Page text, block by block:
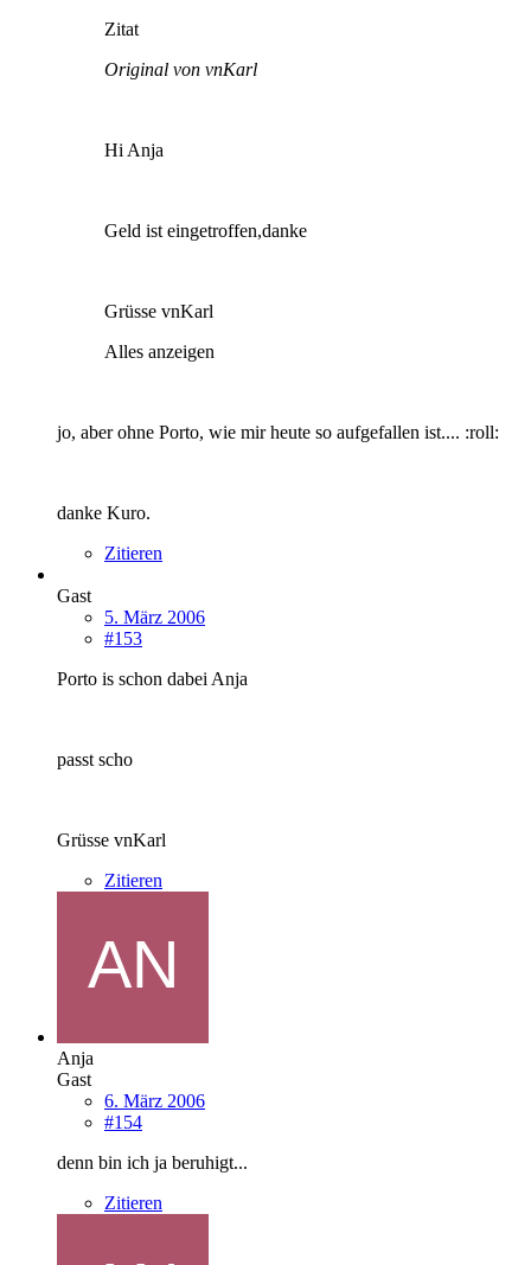
Zitat
Original von vnKarl
Hi Anja
Geld ist eingetroffen,danke
Grüsse vnKarl
Alles anzeigen
jo, aber ohne Porto, wie mir heute so aufgefallen ist.... :roll:
danke Kuro.
Zitieren
Gast
5. März 2006
#153
Porto is schon dabei Anja
passt scho
Grüsse vnKarl
Zitieren
Anja
Gast
6. März 2006
#154
denn bin ich ja beruhigt...
Zitieren